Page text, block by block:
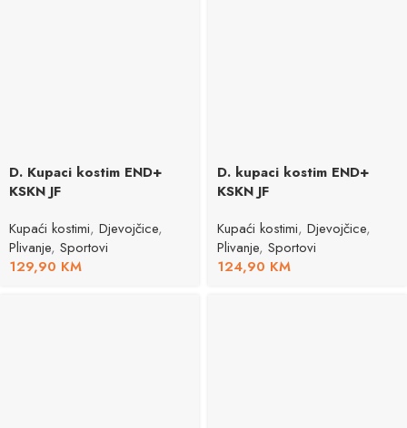
D. Kupaci kostim END+
KSKN JF
Kupaći kostimi, Djevojčice,
Plivanje, Sportovi
129,90 KM
D. kupaci kostim END+
KSKN JF
Kupaći kostimi, Djevojčice,
Plivanje, Sportovi
124,90 KM